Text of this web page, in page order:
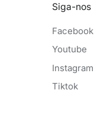
Siga-nos
Facebook
Youtube
Instagram
Tiktok